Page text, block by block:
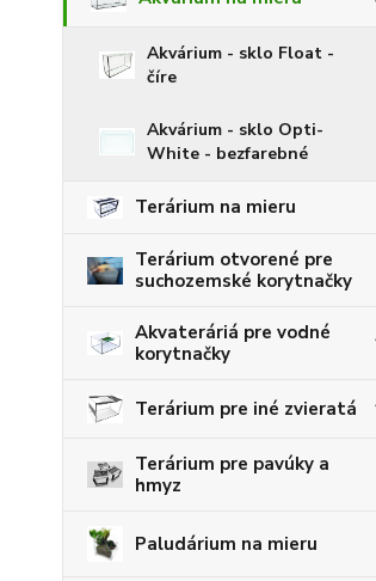
Akvárium - sklo Float -
číre
Akvárium - sklo Opti-
White - bezfarebné
Terárium na mieru
Terárium otvorené pre
suchozemské korytnačky
Akvateráriá pre vodné
korytnačky
Terárium pre iné zvieratá
Terárium pre pavúky a
hmyz
Paludárium na mieru